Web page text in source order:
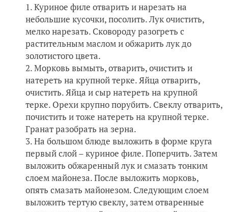
Куриное филе отварить и нарезать на
небольшие кусочки, посолить. Лук очистить,
мелко нарезать. Сковороду разогреть с
растительным маслом и обжарить лук до
золотистого цвета.
Морковь вымыть, отварить, очистить и
натереть на крупной терке. Яйца отварить,
очистить. Яйца и сыр натереть на крупной
терке. Орехи крупно порубить. Свеклу отварить,
почистить и тоже натереть на крупной терке.
Гранат разобрать на зерна.
На большом блюде выложить в форме круга
первый слой – куриное филе. Поперчить. Затем
выложить обжаренный лук и смазать тонким
слоем майонеза. После выложить морковь,
опять смазать майонезом. Следующим слоем
выложить тертую свеклу, затем отваренные